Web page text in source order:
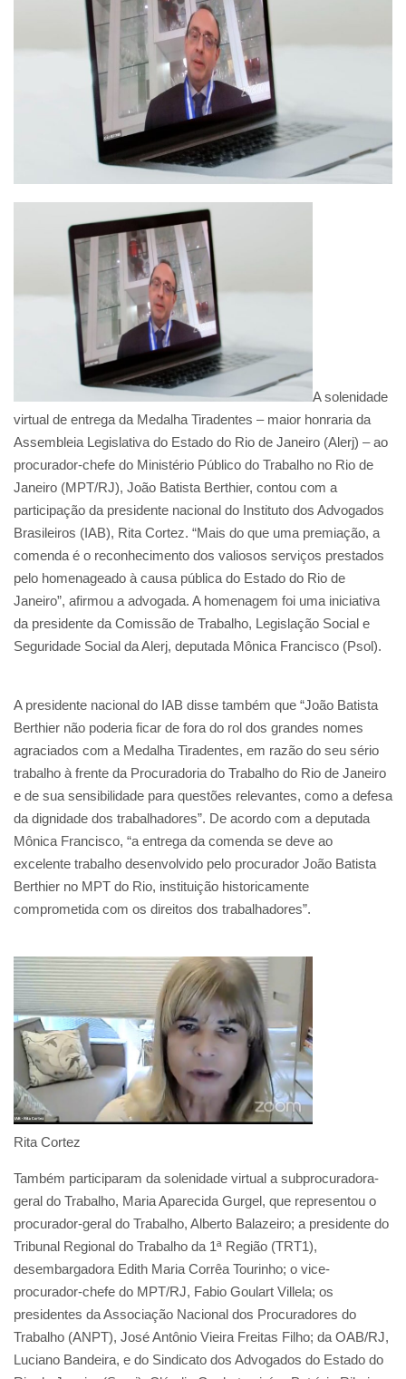
A solenidade
virtual de entrega da Medalha Tiradentes – maior honraria da
Assembleia Legislativa do Estado do Rio de Janeiro (Alerj) – ao
procurador-chefe do Ministério Público do Trabalho no Rio de
Janeiro (MPT/RJ), João Batista Berthier, contou com a
participação da presidente nacional do Instituto dos Advogados
Brasileiros (IAB), Rita Cortez. “Mais do que uma premiação, a
comenda é o reconhecimento dos valiosos serviços prestados
pelo homenageado à causa pública do Estado do Rio de
Janeiro”, afirmou a advogada. A homenagem foi uma iniciativa
da presidente da Comissão de Trabalho, Legislação Social e
Seguridade Social da Alerj, deputada Mônica Francisco (Psol).
A presidente nacional do IAB disse também que “João Batista
Berthier não poderia ficar de fora do rol dos grandes nomes
agraciados com a Medalha Tiradentes, em razão do seu sério
trabalho à frente da Procuradoria do Trabalho do Rio de Janeiro
e de sua sensibilidade para questões relevantes, como a defesa
da dignidade dos trabalhadores”. De acordo com a deputada
Mônica Francisco, “a entrega da comenda se deve ao
excelente trabalho desenvolvido pelo procurador João Batista
Berthier no MPT do Rio, instituição historicamente
comprometida com os direitos dos trabalhadores”.
Rita Cortez
Também participaram da solenidade virtual a subprocuradora-
geral do Trabalho, Maria Aparecida Gurgel, que representou o
procurador-geral do Trabalho, Alberto Balazeiro; a presidente do
Tribunal Regional do Trabalho da 1ª Região (TRT1),
desembargadora Edith Maria Corrêa Tourinho; o vice-
procurador-chefe do MPT/RJ, Fabio Goulart Villela; os
presidentes da Associação Nacional dos Procuradores do
Trabalho (ANPT), José Antônio Vieira Freitas Filho; da OAB/RJ,
Luciano Bandeira, e do Sindicato dos Advogados do Estado do